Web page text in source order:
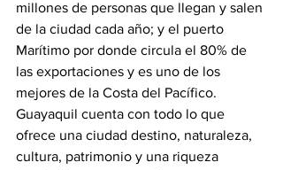
millones de personas que llegan y salen
de la ciudad cada año; y el puerto
Marítimo por donde circula el 80% de
las exportaciones y es uno de los
mejores de la Costa del Pacífico.
Guayaquil cuenta con todo lo que
ofrece una ciudad destino, naturaleza,
cultura, patrimonio y una riqueza